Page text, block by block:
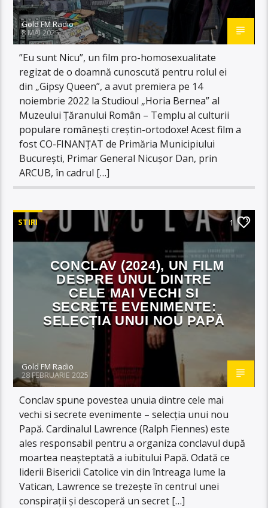
Gold FM Radio
8 MAI 2025
”Eu sunt Nicu”, un film pro-homosexualitate
regizat de o doamnă cunoscută pentru rolul ei
din „Gipsy Queen”, a avut premiera pe 14
noiembrie 2022 la Studioul „Horia Bernea” al
Muzeului Țăranului Român – Templu al culturii
populare românești creștin-ortodoxe! Acest film a
fost CO-FINANȚAT de Primăria Municipiului
București, Primar General Nicușor Dan, prin
ARCUB, în cadrul […]
STIRI 1
CONCLAV (2024), UN FILM
DESPRE UNUL DINTRE
CELE MAI VECHI SI
SECRETE EVENIMENTE:
SELECȚIA UNUI NOU PAPĂ
Gold FM Radio
28 FEBRUARIE 2025
Conclav spune povestea unuia dintre cele mai
vechi si secrete evenimente – selecția unui nou
Papă. Cardinalul Lawrence (Ralph Fiennes) este
ales responsabil pentru a organiza conclavul după
moartea neașteptată a iubitului Papă. Odată ce
liderii Bisericii Catolice vin din întreaga lume la
Vatican, Lawrence se trezește în centrul unei
conspirații și descoperă un secret […]